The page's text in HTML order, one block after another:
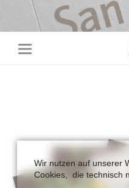
Wir nutzen auf unserer
Cookies, die technisch